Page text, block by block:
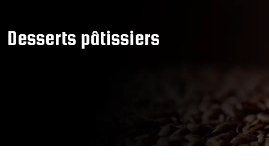
Desserts pâtissiers